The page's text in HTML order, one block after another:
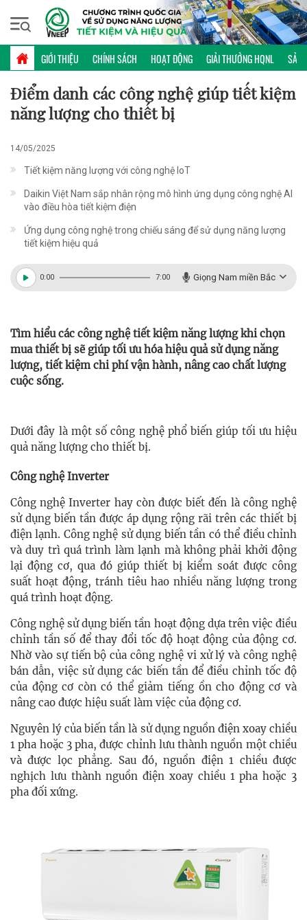
GIỚI THIỆU CHÍNH SÁCH HOẠT ĐỘNG GIẢI THƯỞNG HQNL SẢN
Chủ nhật, 09/08/2026 | 21:00 GMT+7
KHOA HỌC CÔNG NGHỆ
Điểm danh các công nghệ giúp tiết kiệm
năng lượng cho thiết bị
14/05/2025
Tiết kiệm năng lượng với công nghệ IoT
Daikin Việt Nam sắp nhân rộng mô hình ứng dụng công nghệ AI
vào điều hòa tiết kiệm điện
Ứng dụng công nghệ trong chiếu sáng để sử dụng năng lượng
tiết kiệm hiệu quả
0:00 7:00 Giọng Nam miền Bắc
Tìm hiểu các công nghệ tiết kiệm năng lượng khi chọn
mua thiết bị sẽ giúp tối ưu hóa hiệu quả sử dụng năng
lượng, tiết kiệm chi phí vận hành, nâng cao chất lượng
cuộc sống.
Dưới đây là một số công nghệ phổ biến giúp tối ưu hiệu
quả năng lượng cho thiết bị.
Công nghệ Inverter
Công nghệ Inverter hay còn được biết đến là công nghệ
sử dụng biến tần được áp dụng rộng rãi trên các thiết bị
điện lạnh. Công nghệ sử dụng biến tần có thể điều chỉnh
và duy trì quá trình làm lạnh mà không phải khởi động
lại động cơ, qua đó giúp thiết bị kiểm soát được công
suất hoạt động, tránh tiêu hao nhiều năng lượng trong
quá trình hoạt động.
Công nghệ sử dụng biến tần hoạt động dựa trên việc điều
chỉnh tần số để thay đổi tốc độ hoạt động của động cơ.
Nhờ vào sự tiến bộ của công nghệ vi xử lý và công nghệ
bán dẫn, việc sử dụng các biến tần để điều chỉnh tốc độ
của động cơ còn có thể giảm tiếng ồn cho động cơ và
nâng cao được hiệu suất làm việc của động cơ.
Nguyên lý của biến tần là sử dụng nguồn điện xoay chiều
1 pha hoặc 3 pha, được chỉnh lưu thành nguồn một chiều
và được lọc phẳng. Sau đó, nguồn điện 1 chiều được
nghịch lưu thành nguồn điện xoay chiều 1 pha hoặc 3
pha đối xứng.